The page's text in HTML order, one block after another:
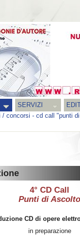
SERVIZI
/ concorsi - cd call "punti
4° CD Call
Punti di Ascolto
CD di opere
in preparazione